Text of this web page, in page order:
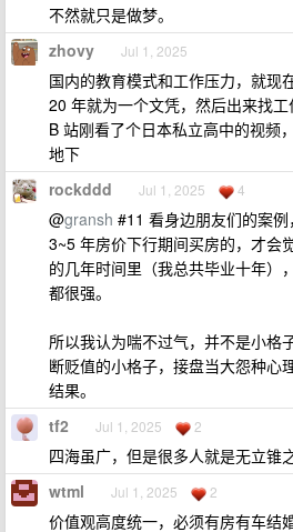
不然就只是做梦。
zhovy Jul 1, 2025
国内的教育模式和工作压力，就现
20 年就为一个文凭，然后出来找工
B 站刚看了个日本私立高中的视频
地下
rockddd Jul 1, 2025 4
@gransh #11 看身边朋友们的案
3~5 年房价下行期间买房的，才会
的几年时间里（我总共毕业十年）
都很强。
所以我认为喘不过气，并不是小格
断贬值的小格子，接盘当大怨种心
结果。
tf2 Jul 1, 2025 2
四海虽广，但是很多人就是无立锥
wtml Jul 1, 2025 2
价值观高度统一，必须有房有车结